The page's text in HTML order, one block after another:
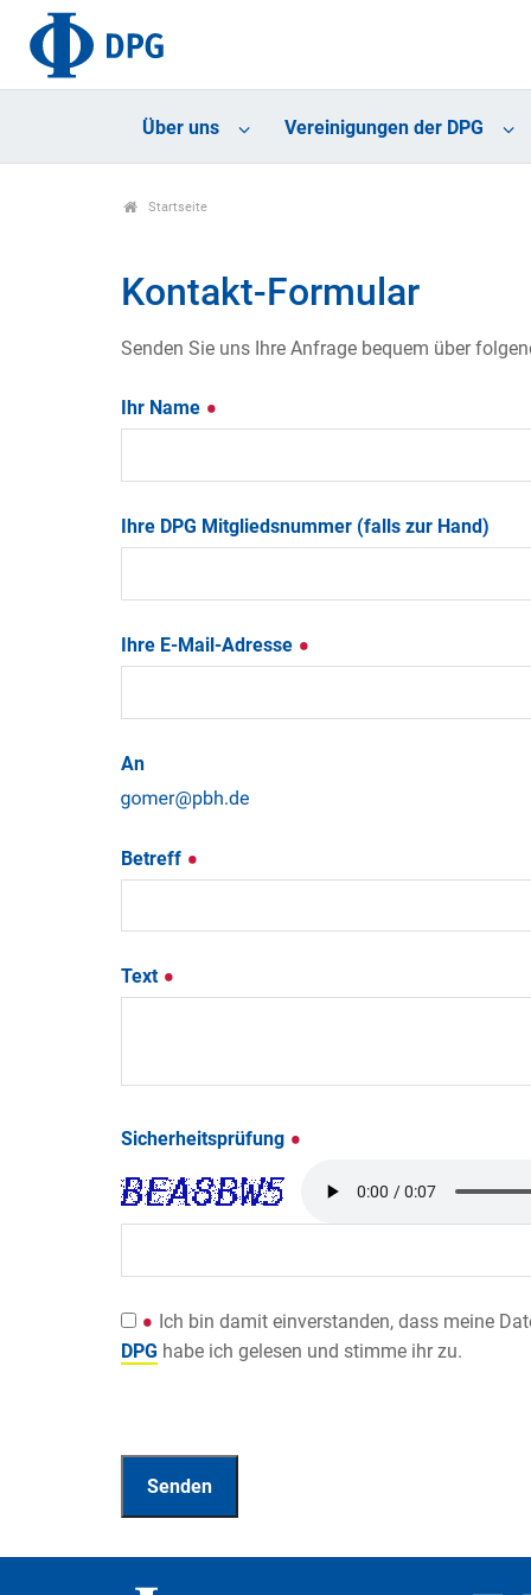
Über uns Vereinigungen der DPG
Startseite
Kontakt-Formular
Senden Sie uns Ihre Anfrage bequem über
Ihr Name
Ihre DPG Mitgliedsnummer (falls zur Hand)
Ihre E-Mail-Adresse
An
Betreff
Text
Sicherheitsprüfung
Ich bin damit einverstanden, dass meine
DPG habe ich gelesen und stimme ihr zu.